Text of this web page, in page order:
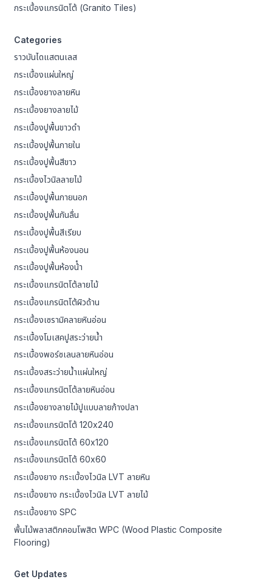
กระเบื้องแกรนิตโต้ (Granito Tiles)
Categories
ราวบันไดแสตนเลส
กระเบื้องแผ่นใหญ่
กระเบื้องยางลายหิน
กระเบื้องยางลายไม้
กระเบื้องปูพื้นขาวดำ
กระเบื้องปูพื้นภายใน
กระเบื้องปูพื้นสีขาว
กระเบื้องไวนิลลายไม้
กระเบื้องปูพื้นภายนอก
กระเบื้องปูพื้นกันลื่น
กระเบื้องปูพื้นสีเรียบ
กระเบื้องปูพื้นห้องนอน
กระเบื้องปูพื้นห้องน้ํา
กระเบื้องแกรนิตโต้ลายไม้
กระเบื้องแกรนิตโต้ผิวด้าน
กระเบื้องเซรามิคลายหินอ่อน
กระเบื้องโมเสคปูสระว่ายน้ำ
กระเบื้องพอร์ซเลนลายหินอ่อน
กระเบื้องสระว่ายน้ำแผ่นใหญ่
กระเบื้องแกรนิตโต้ลายหินอ่อน
กระเบื้องยางลายไม้ปูแบบลายก้างปลา
กระเบื้องแกรนิตโต้ 120x240
กระเบื้องแกรนิตโต้ 60x120
กระเบื้องแกรนิตโต้ 60x60
กระเบื้องยาง กระเบื้องไวนิล LVT ลายหิน
กระเบื้องยาง กระเบื้องไวนิล LVT ลายไม้
กระเบื้องยาง SPC
พื้นไม้พลาสติกคอมโพสิต WPC (Wood Plastic Composite
Flooring)
Get Updates